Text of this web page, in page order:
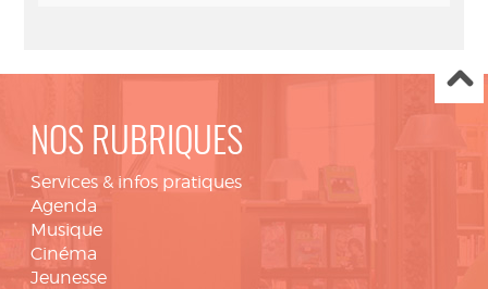
NOS RUBRIQUES
Services & infos pratiques
Agenda
Musique
Cinéma
Jeunesse